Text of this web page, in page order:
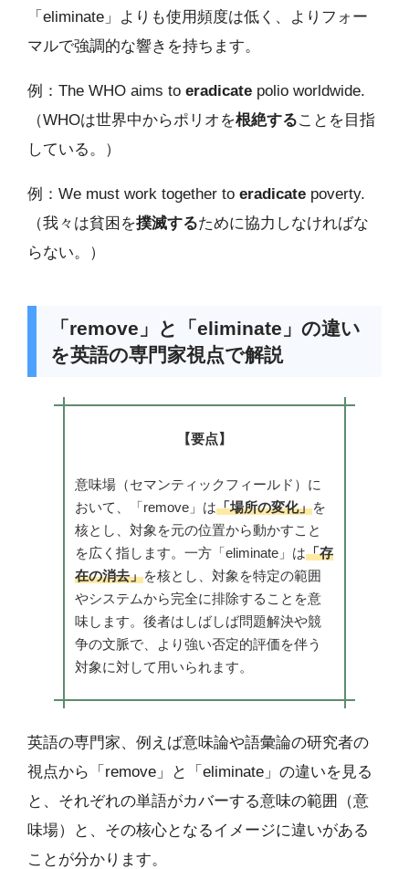
「eliminate」よりも使用頻度は低く、よりフォー
マルで強調的な響きを持ちます。
例：The WHO aims to eradicate polio worldwide.
（WHOは世界中からポリオを根絶することを目指
している。）
例：We must work together to eradicate poverty.
（我々は貧困を撲滅するために協力しなければな
らない。）
「remove」と「eliminate」の違い
を英語の専門家視点で解説
【要点】
意味場（セマンティックフィールド）に
おいて、「remove」は「場所の変化」を
核とし、対象を元の位置から動かすこと
を広く指します。一方「eliminate」は「存
在の消去」を核とし、対象を特定の範囲
やシステムから完全に排除することを意
味します。後者はしばしば問題解決や競
争の文脈で、より強い否定的評価を伴う
対象に対して用いられます。
英語の専門家、例えば意味論や語彙論の研究者の
視点から「remove」と「eliminate」の違いを見る
と、それぞれの単語がカバーする意味の範囲（意
味場）と、その核心となるイメージに違いがある
ことが分かります。